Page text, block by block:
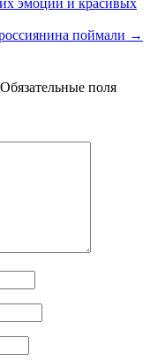
эмоций и красивых
поймали →
Обязательные поля